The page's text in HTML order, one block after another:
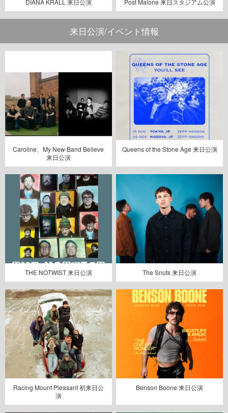
来日公演/イベント情報
Caroline、My New Band Believe
来日公演
Queens of the Stone Age 来日公演
THE NOTWIST 来日公演 The Snuts 来日公演
Racing Mount Pleasant 初来日公
演
Benson Boone 来日公演